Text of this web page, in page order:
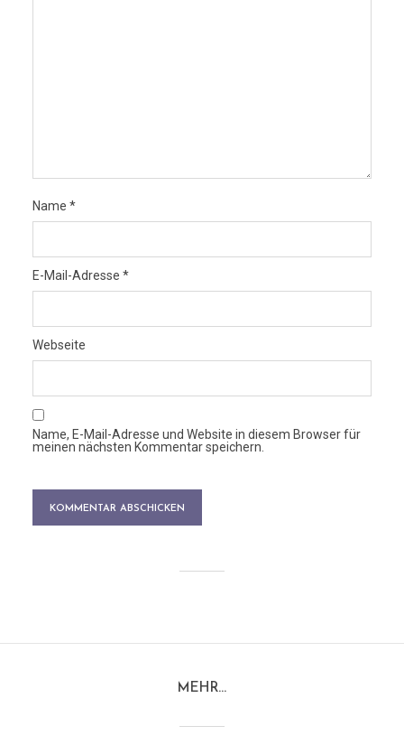
Name *
E-Mail-Adresse *
Webseite
Name, E-Mail-Adresse und Website in diesem Browser für
meinen nächsten Kommentar speichern.
MEHR…